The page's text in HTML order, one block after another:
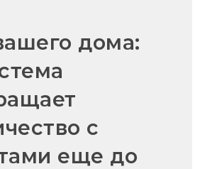
дома:
с
еще до